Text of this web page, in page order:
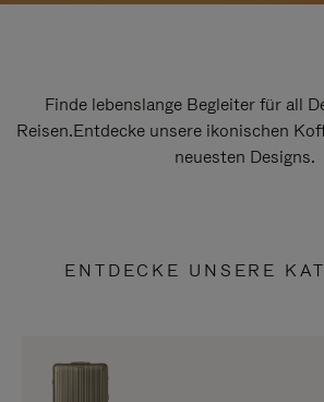
Finde lebenslange Begleiter für all
Reisen.Entdecke unsere ikonischen
neuesten Designs.
ENTDECKE UNSERE